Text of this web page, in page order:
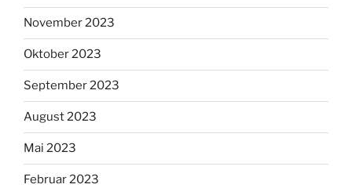
November 2023
Oktober 2023
September 2023
August 2023
Mai 2023
Februar 2023